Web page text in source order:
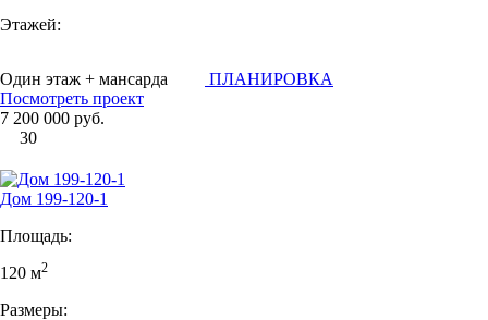
Этажей:
Один этаж + мансарда
ПЛАНИРОВКА
Посмотреть проект
7 200 000 руб.
30
Дом 199-120-1
Площадь:
120 м2
Размеры: